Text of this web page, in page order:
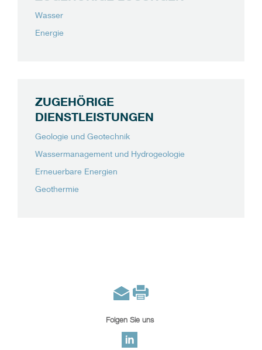
Wasser
Energie
ZUGEHÖRIGE
DIENSTLEISTUNGEN
Geologie und Geotechnik
Wassermanagement und Hydrogeologie
Erneuerbare Energien
Geothermie
Folgen Sie uns